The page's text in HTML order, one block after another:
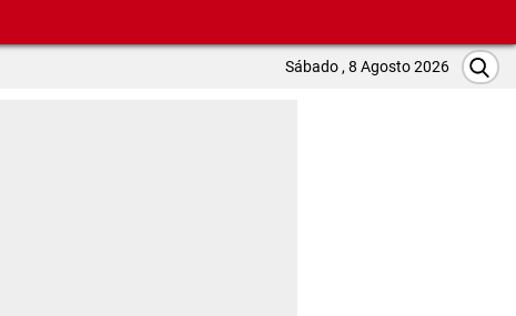
Sábado , 8 Agosto 2026